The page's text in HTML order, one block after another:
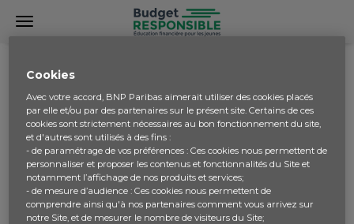
COMMUNAUTÉ
Point
Comment avoir plus de point ?
Cookies
Avec votre accord, BNP Paribas aimerait utiliser des cookies placés
par elle et/ou par des partenaires sur le présent site. Certains de ces
cookies sont strictement nécessaires au bon fonctionnement du site,
et d'autres sont utilisés à des fins :
- de paramétrage de vos préférences : Ces cookies nous permettent de
personnaliser et proposer les contenus et fonctionnalités du Site et
notamment l’affichage de nos produits et services;
- de mesure d’audience : Ces cookies nous permettent de
comprendre ainsi qu'à nos partenaires comment vous arrivez sur
notre Site, et de mesurer le nombre de visiteurs du Site;